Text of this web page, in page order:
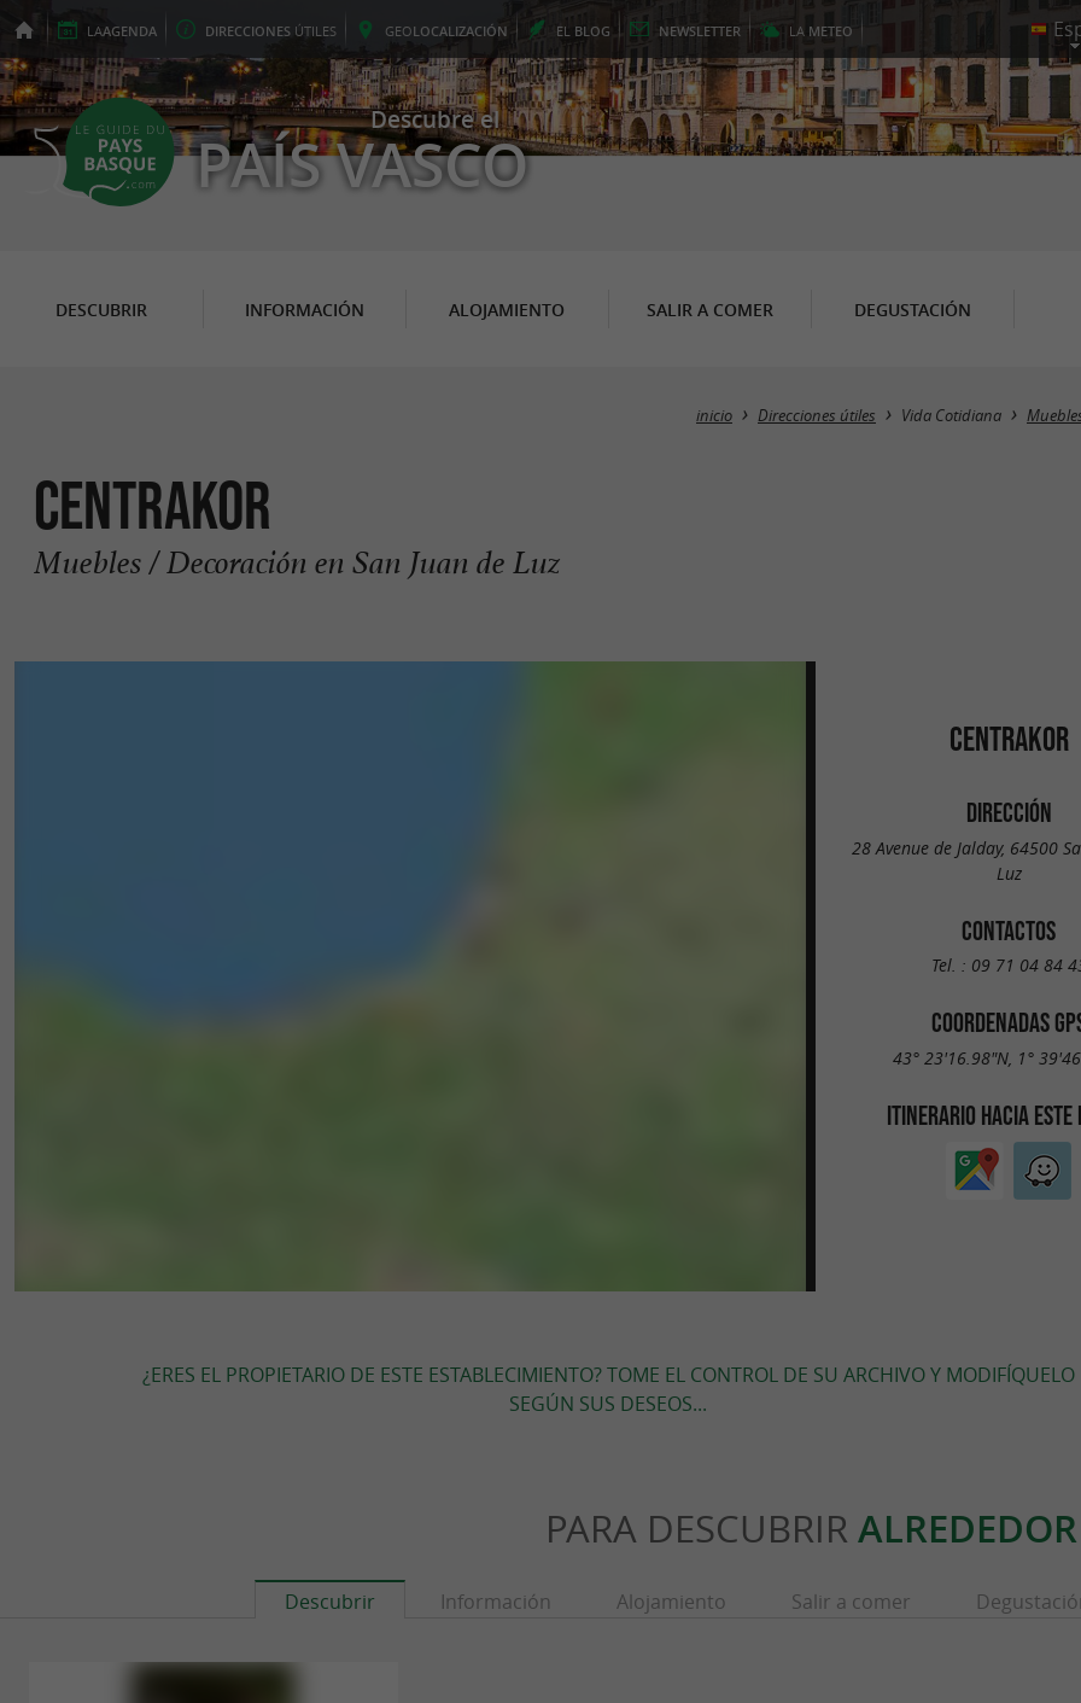
LAAGENDA DIRECCIONES ÚTILES GEOLOCALIZACIÓN EL BLOG NEWSLETTER LA METEO
Descubre el
PAÍS VASCO
DESCUBRIR INFORMACIÓN ALOJAMIENTO SALIR A COMER DEGUSTACIÓN
inicio Direcciones útiles Vida Cotidiana
CENTRAKOR
Muebles / Decoración en San Juan de Luz
CENTRAKOR
DIRECCIÓN
28 Avenue de Jalday, 64500
Luz
CONTACTOS
Tel. : 09 71 04 84
COORDENADAS
43° 23'16.98"N, 1°
ITINERARIO HACIA ESTE
¿ERES EL PROPIETARIO DE ESTE ESTABLECIMIENTO? TOME EL CONTROL DE SU ARCHIVO Y MODIFÍQUELO
SEGÚN SUS DESEOS...
PARA DESCUBRIR ALREDEDOR
Descubrir Información Alojamiento Salir a comer